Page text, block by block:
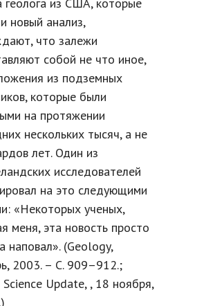
новый анализ,
что залежи
собой не что иное,
из подземных
которые были
на протяжении
нескольких тысяч, а не
лет. Один из
исследователей
на это следующими
«Некоторых ученых,
меня, эта новость просто
наповал». (Geology,
2003. – С. 909–912.;
Update, , 18 ноября,